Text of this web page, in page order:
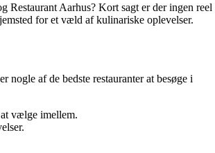
Restaurant Aarhus? Kort sagt er der ingen reel
for et væld af kulinariske oplevelser.
af de bedste restauranter at besøge i
vælge imellem.